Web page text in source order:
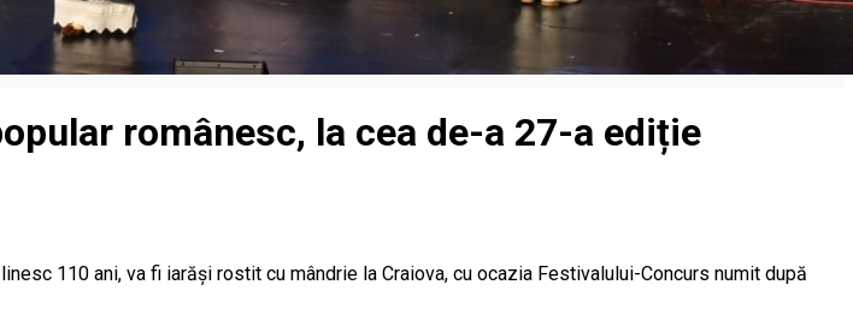
românesc, la cea de-a 27-a ediție
110 ani, va fi iarăși rostit cu mândrie la Craiova, cu ocazia Festivalului-Concurs numit după